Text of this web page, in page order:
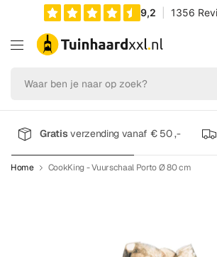
Gratisverzending vanaf € 50 ,-
Home CookKing - Vuurschaal Porto Ø 80 cm